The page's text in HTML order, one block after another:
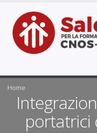
Home
portatrici